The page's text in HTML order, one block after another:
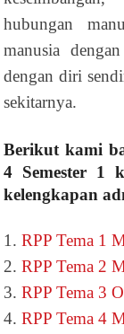
hubungan
manusia
dengan diri
sekitarnya.
Berikut kami
4 Semester 1
kelengkapan
1.RPP Tema 1
2.RPP Tema 2
3. RPP Tema 3
4.RPP Tema 4